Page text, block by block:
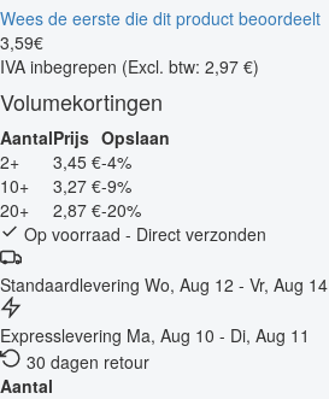
Wees de eerste die dit product beoordeelt
3,59€
IVA inbegrepen (Excl. btw: 2,97 €)
Volumekortingen
AantalPrijs Opslaan
2+
3,45 €-4%
10+
3,27 €-9%
20+
2,87 €-20%
Op voorraad - Direct verzonden
Standaardlevering Wo, Aug 12 - Vr, Aug 14
Expresslevering Ma, Aug 10 - Di, Aug 11
30 dagen retour
Aantal